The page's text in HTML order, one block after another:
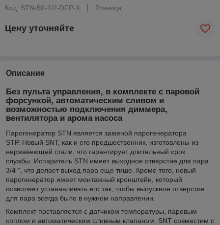
Код: STN-50-1/2-DFP-X
Розница
Цену уточняйте
Описание
Без пульта управления, в комплекте с паровой
форсункой, автоматическим сливом и
возможностью подключения диммера,
вентилятора и арома насоса
Парогенератор STN является заменой парогенератора
STP. Новый SNT, как и его предшественник, изготовлены из
нержавеющей стали, что гарантирует длительный срок
службы. Испаритель STN имеет выходное отверстие для пара
3/4 ", что делает выход пара еще тише. Кроме того, новый
парогенератор имеет монтажный кронштейн, который
позволяет устанавливать его так, чтобы выпускное отверстие
для пара всегда было в нужном направлении.
Комплект поставляется с датчиком температуры, паровым
соплом и автоматическим сливным клапаном. SNT совместим с